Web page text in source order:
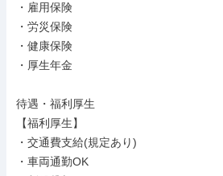
・雇用保険
・労災保険
・健康保険
・厚生年金
待遇・福利厚生
【福利厚生】
・交通費支給(規定あり)
・車両通勤OK